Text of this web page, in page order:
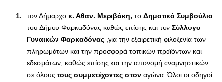
τον Δήμαρχο κ. Αθαν. Μεριβάκη, το Δημοτικό Συμβούλιο
του Δήμου Φαρκαδόνας καθώς επίσης και τον Σύλλογο
Γυναικών Φαρκαδόνας ,για την εξαιρετική φιλοξενία των
πληρωμάτων και την προσφορά τοπικών προϊόντων και
εδεσμάτων, καθώς επίσης και την απονομή αναμνηστικών
σε όλους τους συμμετέχοντες στον αγώνα. Όλοι οι οδηγοί